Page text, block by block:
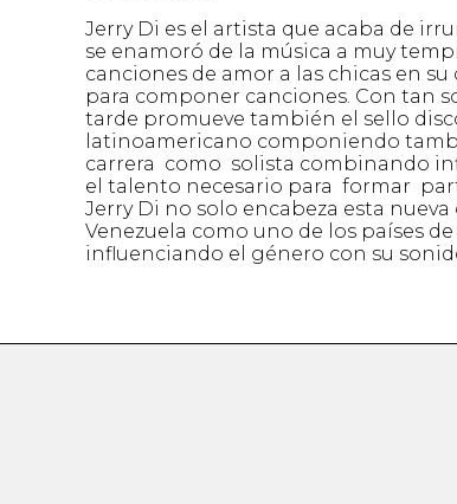
Jerry Di es el artista que acaba de
se enamoró de la música a muy
canciones de amor a las chicas en
para componer canciones. Con tan
tarde promueve también el sello
latinoamericano componiendo
carrera como solista combinando
el talento necesario para formar
Jerry Di no solo encabeza esta
Venezuela como uno de los países
influenciando el género con su